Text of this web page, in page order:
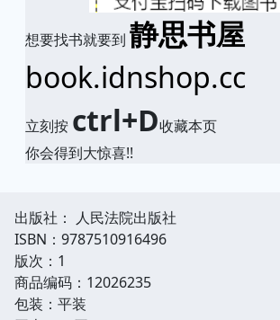
想要找书就要到 静思书屋
book.idnshop.cc
立刻按 ctrl+D收藏本页
你会得到大惊喜!!
出版社： 人民法院出版社
ISBN：9787510916496
版次：1
商品编码：12026235
包装：平装